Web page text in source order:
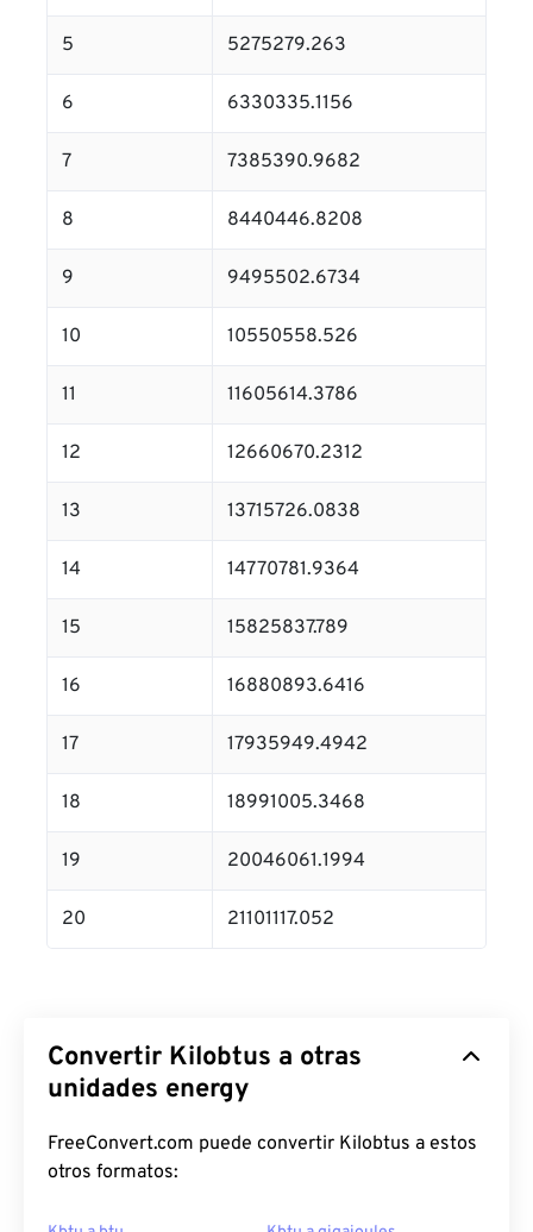
5 5275279.263
6 6330335.1156
7 7385390.9682
8 8440446.8208
9 9495502.6734
10 10550558.526
11 11605614.3786
12 12660670.2312
13 13715726.0838
14 14770781.9364
15 15825837.789
16 16880893.6416
17 17935949.4942
18 18991005.3468
19 20046061.1994
20 21101117.052
Convertir Kilobtus a otras
unidades energy
FreeConvert.com puede convertir Kilobtus a estos
otros formatos: